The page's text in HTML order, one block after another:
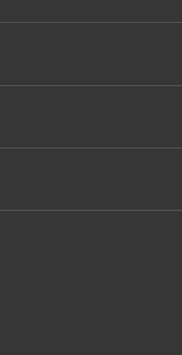
automática
de terrenos